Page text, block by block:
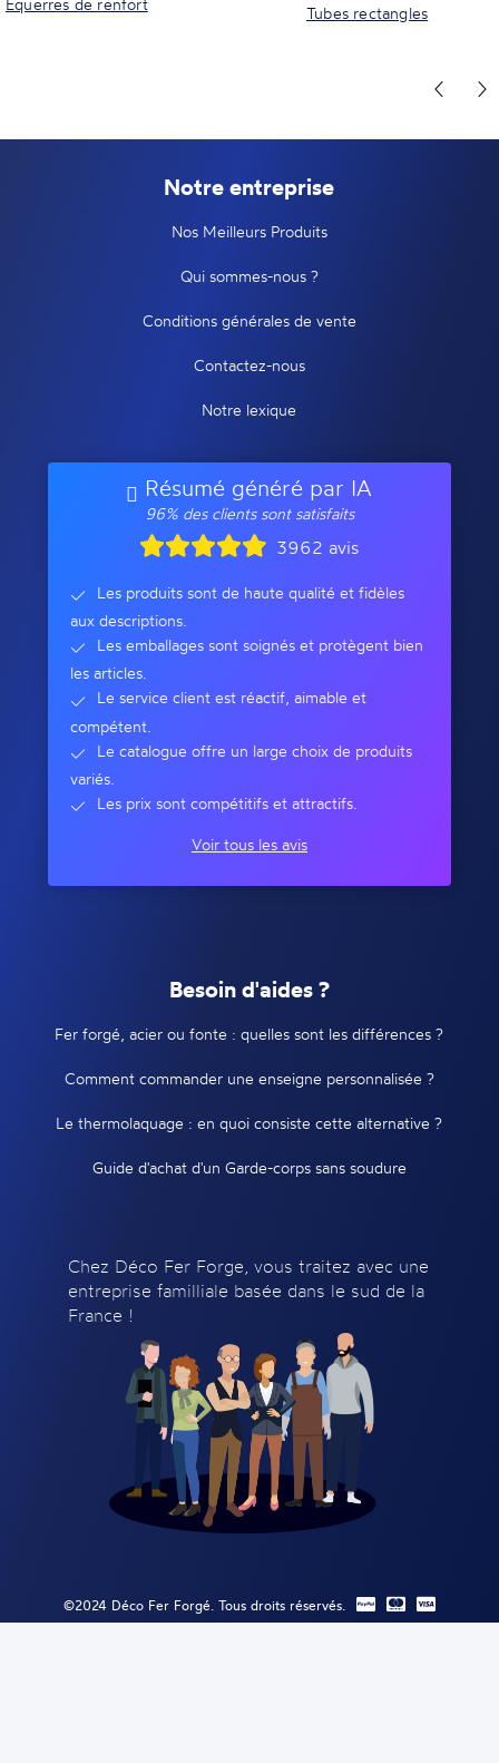
Equerres de renfort Tubes rectangles
Notre entreprise
Nos Meilleurs Produits
Qui sommes-nous ?
Conditions générales de vente
Contactez-nous
Notre lexique
Résumé généré par IA
96% des clients sont satisfaits
3962 avis
Les produits sont de haute qualité et fidèles
aux descriptions.
Les emballages sont soignés et protègent bien
les articles.
Le service client est réactif, aimable et
compétent.
Le catalogue offre un large choix de produits
variés.
Les prix sont compétitifs et attractifs.
Voir tous les avis
Besoin d'aides ?
Fer forgé, acier ou fonte : quelles sont les différences ?
Comment commander une enseigne personnalisée ?
Le thermolaquage : en quoi consiste cette alternative ?
Guide d'achat d'un Garde-corps sans soudure
Chez Déco Fer Forge, vous traitez avec une
entreprise familliale basée dans le sud de la
France !
©2024 Déco Fer Forgé. Tous droits réservés.